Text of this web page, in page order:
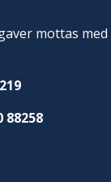
mottas med
88258